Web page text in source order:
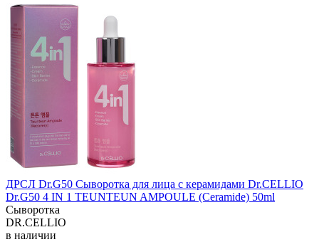
ДРСЛ Dr.G50 Сыворотка для лица с керамидами Dr.CELLIO
Dr.G50 4 IN 1 TEUNTEUN AMPOULE (Ceramide) 50ml
Сыворотка
DR.CELLIO
в наличии